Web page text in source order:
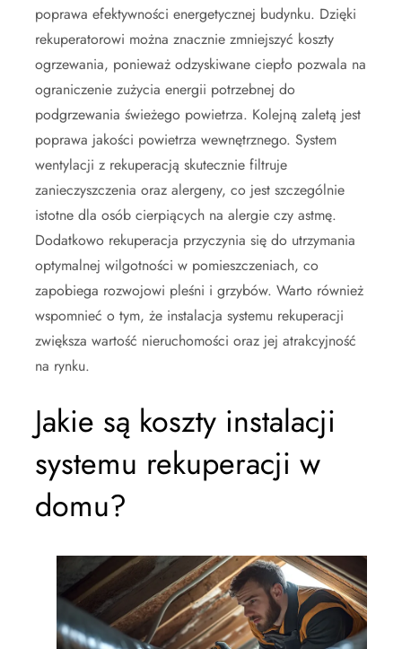
poprawa efektywności energetycznej budynku. Dzięki
rekuperatorowi można znacznie zmniejszyć koszty
ogrzewania, ponieważ odzyskiwane ciepło pozwala na
ograniczenie zużycia energii potrzebnej do
podgrzewania świeżego powietrza. Kolejną zaletą jest
poprawa jakości powietrza wewnętrznego. System
wentylacji z rekuperacją skutecznie filtruje
zanieczyszczenia oraz alergeny, co jest szczególnie
istotne dla osób cierpiących na alergie czy astmę.
Dodatkowo rekuperacja przyczynia się do utrzymania
optymalnej wilgotności w pomieszczeniach, co
zapobiega rozwojowi pleśni i grzybów. Warto również
wspomnieć o tym, że instalacja systemu rekuperacji
zwiększa wartość nieruchomości oraz jej atrakcyjność
na rynku.
Jakie są koszty instalacji
systemu rekuperacji w
domu?